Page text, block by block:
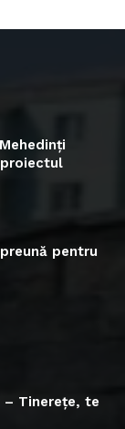
proiectul
pentru
– Tinerețe, te